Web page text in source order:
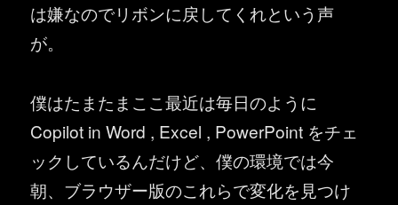
は嫌なのでリボンに戻してくれという声
が。
僕はたまたまここ最近は毎日のように
Copilot in Word , Excel , PowerPoint をチェ
ックしているんだけど、僕の環境では今
朝、ブラウザー版のこれらで変化を見つけ